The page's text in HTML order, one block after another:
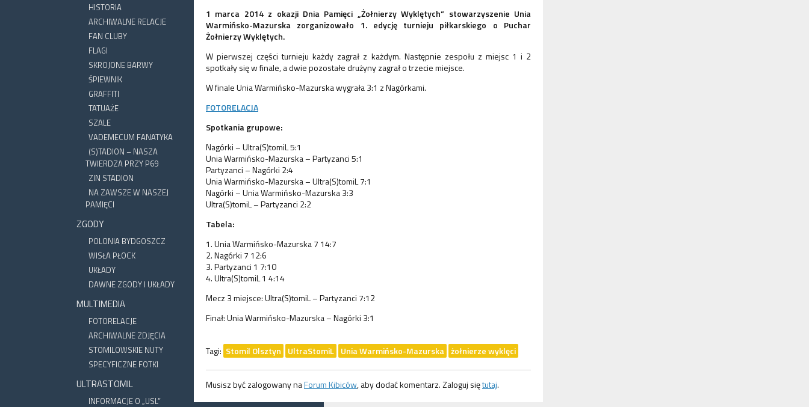
HISTORIA
ARCHIWALNE RELACJE
FAN CLUBY
FLAGI
SKROJONE BARWY
ŚPIEWNIK
GRAFFITI
TATUAŻE
SZALE
VADEMECUM FANATYKA
(S)TADION – NASZA
TWIERDZA PRZY P69
ZIN STADION
NA ZAWSZE W NASZEJ
PAMIĘCI
ZGODY
POLONIA BYDGOSZCZ
WISŁA PŁOCK
UKŁADY
DAWNE ZGODY I UKŁADY
MULTIMEDIA
FOTORELACJE
ARCHIWALNE ZDJĘCIA
STOMILOWSKIE NUTY
SPECYFICZNE FOTKI
ULTRASTOMIL
INFORMACJE O „USL”
1 marca 2014 z okazji Dnia Pamięci „Żołnierzy Wyklętych” stowarzyszenie Unia
Warmińsko-Mazurska zorganizowało 1. edycję turnieju piłkarskiego o Puchar
Żołnierzy Wyklętych.
W pierwszej części turnieju każdy zagrał z każdym. Następnie zespołu z miejsc 1 i 2
spotkały się w finale, a dwie pozostałe drużyny zagrał o trzecie miejsce.
W finale Unia Warmińsko-Mazurska wygrała 3:1 z Nagórkami.
FOTORELACJA
Spotkania grupowe:
Nagórki – Ultra(S)tomiL 5:1
Unia Warmińsko-Mazurska – Partyzanci 5:1
Partyzanci – Nagórki 2:4
Unia Warmińsko-Mazurska – Ultra(S)tomiL 7:1
Nagórki – Unia Warmińsko-Mazurska 3:3
Ultra(S)tomiL – Partyzanci 2:2
Tabela:
1. Unia Warmińsko-Mazurska 7 14:7
2. Nagórki 7 12:6
3. Partyzanci 1 7:10
4. Ultra(S)tomiL 1 4:14
Mecz 3 miejsce: Ultra(S)tomiL – Partyzanci 7:12
Finał: Unia Warmińsko-Mazurska – Nagórki 3:1
Tagi: Stomil Olsztyn UltraStomiL Unia Warmińsko-Mazurska żołnierze wyklęci
Musisz być zalogowany naForum Kibiców, aby dodać komentarz. Zaloguj siętutaj.